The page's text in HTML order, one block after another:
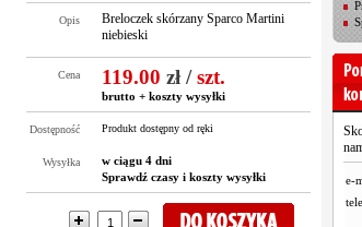
Opis
Breloczek skórzany Sparco Martini
niebieski
Cena 119.00 zł/szt.
brutto + koszty wysyłki
Dostępność Produkt dostępny od ręki
Wysyłka
w ciągu 4 dni
Sprawdź czasy i koszty wysyłki
e-